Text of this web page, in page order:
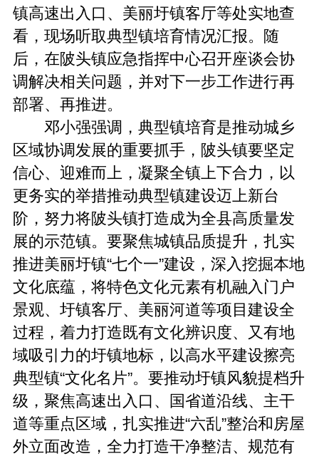
镇高速出入口、美丽圩镇客厅等处实地查
看，现场听取典型镇培育情况汇报。随
后，在陂头镇应急指挥中心召开座谈会协
调解决相关问题，并对下一步工作进行再
部署、再推进。
邓小强强调，典型镇培育是推动城乡
区域协调发展的重要抓手，陂头镇要坚定
信心、迎难而上，凝聚全镇上下合力，以
更务实的举措推动典型镇建设迈上新台
阶，努力将陂头镇打造成为全县高质量发
展的示范镇。要聚焦城镇品质提升，扎实
推进美丽圩镇“七个一”建设，深入挖掘本地
文化底蕴，将特色文化元素有机融入门户
景观、圩镇客厅、美丽河道等项目建设全
过程，着力打造既有文化辨识度、又有地
域吸引力的圩镇地标，以高水平建设擦亮
典型镇“文化名片”。要推动圩镇风貌提档升
级，聚焦高速出入口、国省道沿线、主干
道等重点区域，扎实推进“六乱”整治和房屋
外立面改造，全力打造干净整洁、规范有